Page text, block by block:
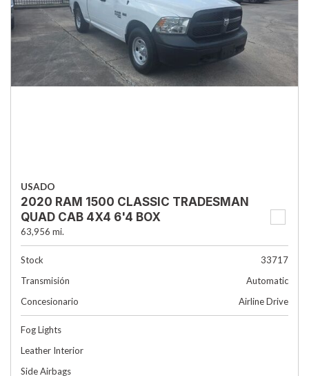
USADO
2020 RAM 1500 CLASSIC TRADESMAN
QUAD CAB 4X4 6'4 BOX
63,956 mi.
Stock
33717
Transmisión
Automatic
Concesionario
Airline Drive
Fog Lights
Leather Interior
Side Airbags